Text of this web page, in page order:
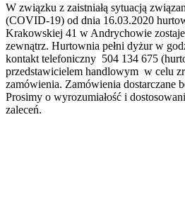
W związku z zaistniałą sytuacją
(COVID-19) od dnia 16.03.2020
Krakowskiej 41 w Andrychowie
zewnątrz. Hurtownia pełni dyżur w
kontakt telefoniczny 504 134 675
przedstawicielem handlowym w celu
zamówienia. Zamówienia dostarczane
Prosimy o wyrozumiałość i
zaleceń.